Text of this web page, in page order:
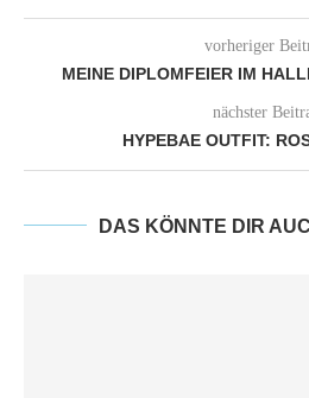
vorheriger
MEINE DIPLOMFEIER IM
nächster
HYPEBAE OUTFIT:
DAS KÖNNTE DIR